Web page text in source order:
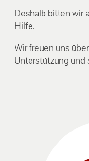
Deshalb bitten wir
Hilfe.
Wir freuen uns
Unterstützung und